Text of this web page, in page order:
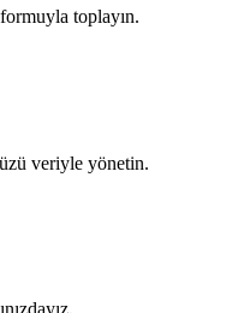
toplayın.
veriyle yönetin.